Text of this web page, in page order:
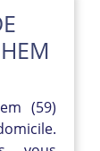
(59)